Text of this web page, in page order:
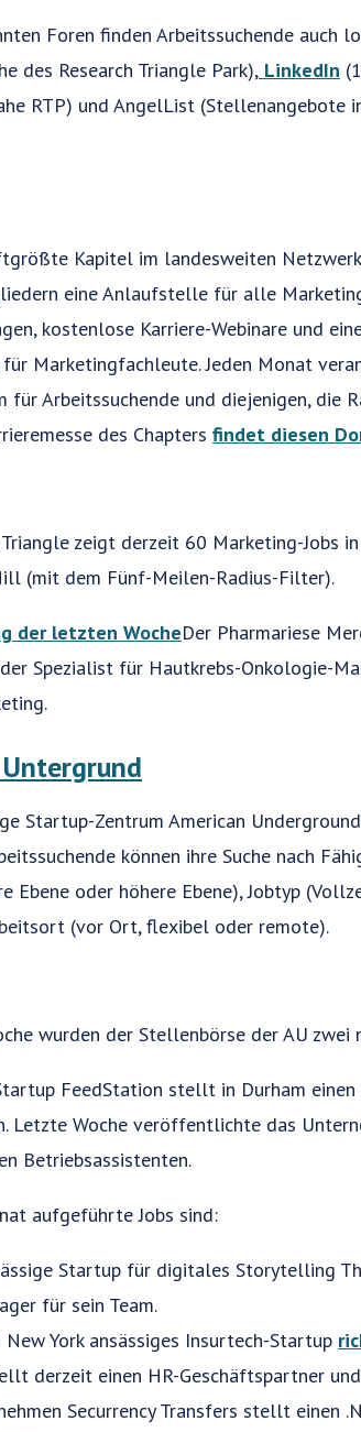
Foren finden Arbeitssuchende auch
des Research Triangle Park), LinkedIn
RTP) und AngelList (Stellenangebote
Kapitel im landesweiten
eine Anlaufstelle für alle
kostenlose Karriere-Webinare und
Marketingfachleute. Jeden Monat
für Arbeitssuchende und diejenigen, die
des Chapters findet diesen
zeigt derzeit 60 Marketing-Jobs
(mit dem Fünf-Meilen-Radius-Filter).
der letzten WocheDer Pharmariese
Spezialist für Hautkrebs-Onkologie-
Startup-Zentrum American
können ihre Suche nach
Ebene oder höhere Ebene), Jobtyp
(vor Ort, flexibel oder remote).
wurden der Stellenbörse der AU
FeedStation stellt in Durham
Letzte Woche veröffentlichte das
Betriebsassistenten.
aufgeführte Jobs sind:
Startup für digitales Storytelling
für sein Team.
New York ansässiges Insurtech-Startup
derzeit einen HR-Geschäftspartner
Securrency Transfers stellt einen